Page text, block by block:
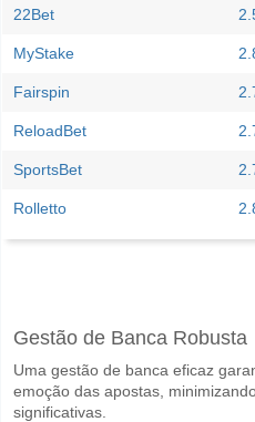
22Bet
MyStake
Fairspin
ReloadBet
SportsBet
Rolletto
A partida entre Thor Akureyri v
Quem é o time favorito
Um Empate no jogo tem uma
Gestão de Banca Robusta
Uma gestão de banca eficaz
emoção das apostas,
significativas.